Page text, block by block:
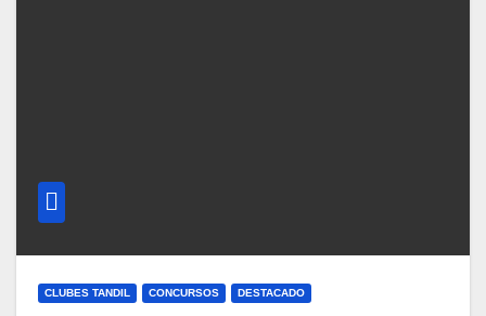
CLUBES TANDIL CONCURSOS DESTACADO